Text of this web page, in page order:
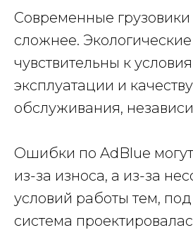
Современные грузовики
сложнее.
чувствительны к
эксплуатации и качеству
обслуживания,
Ошибки по AdBlue
из-за износа, а из-за
условий работы тем,
система